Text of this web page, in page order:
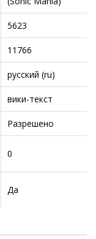
5623
11766
русский (ru)
вики-текст
Разрешено
0
Да